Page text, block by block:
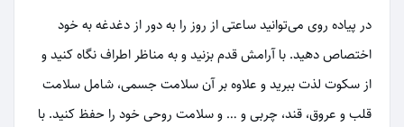
در پیاده روی می‌توانید ساعتی از روز را به دور از دغدغه به خود
اختصاص دهید. با آرامش قدم بزنید و به مناظر اطراف نگاه کنید و
از سکوت لذت ببرید و علاوه بر آن سلامت جسمی، شامل سلامت
قلب و عروق، قند، چربی و … و سلامت روحی خود را حفظ کنید. با